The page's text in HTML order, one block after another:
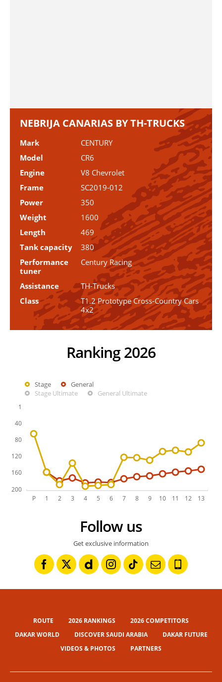
NEBRIJA CANARIAS BY TH-TRUCKS
Mark
CENTURY
Model
CR6
Engine
V8 Chevrolet
Frame
SC2019-012
Power
350
Weight
1600
Length
469
Tank capacity
380
Performance
tuner
Century Racing
Assistance
TH-Trucks
Class
T1.2 Prototype Cross-Country Cars
4x2
Ranking 2026
Stage
General
Stage Ultimate
General Ultimate
Follow us
Get exclusive information
ROUTE 2026 RANKINGS
2026 COMPETITORS
DAKAR WORLD
DISCOVER SAUDI ARABIA
DAKAR FUTURE
VIDEOS & PHOTOS
PARTNERS